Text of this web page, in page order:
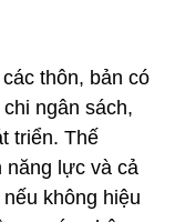
thôn, bản có
ngân sách,
triển. Thế
năng lực và cả
không hiệu